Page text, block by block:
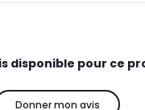
disponible pour ce
Donner mon avis